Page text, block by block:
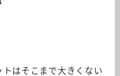
はそこまで大きくない